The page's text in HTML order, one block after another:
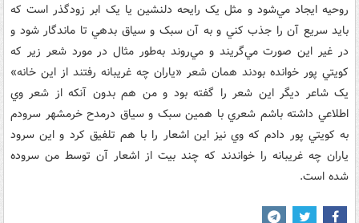
روحيه ايجاد مي‌شود و مثل يک رايحه دلنشين يا يک ابر زودگذر است که
بايد سريع آن را جذب کني و به آن سبک و سياق بدهي تا ماندگار شود و
در غير اين صورت مي‌گريند و مي‌روند به‌طور مثال در مورد شعر زير که
کويتي پور خوانده بودند همان شعر «ياران چه غريبانه رفتند از اين خانه»
يک شاعر ديگر اين شعر را گفته بود و من هم بدون آنکه از شعر وي
اطلاعي داشته باشم شعري با همين سبک و سياق درمدح خرمشهر سرودم
به کويتي پور دادم که وي نيز اين اشعار را با هم تلفيق کرد و اين سرود
ياران چه غريبانه را خواندند که چند بيت از اشعار آن توسط من سروده
شده است.